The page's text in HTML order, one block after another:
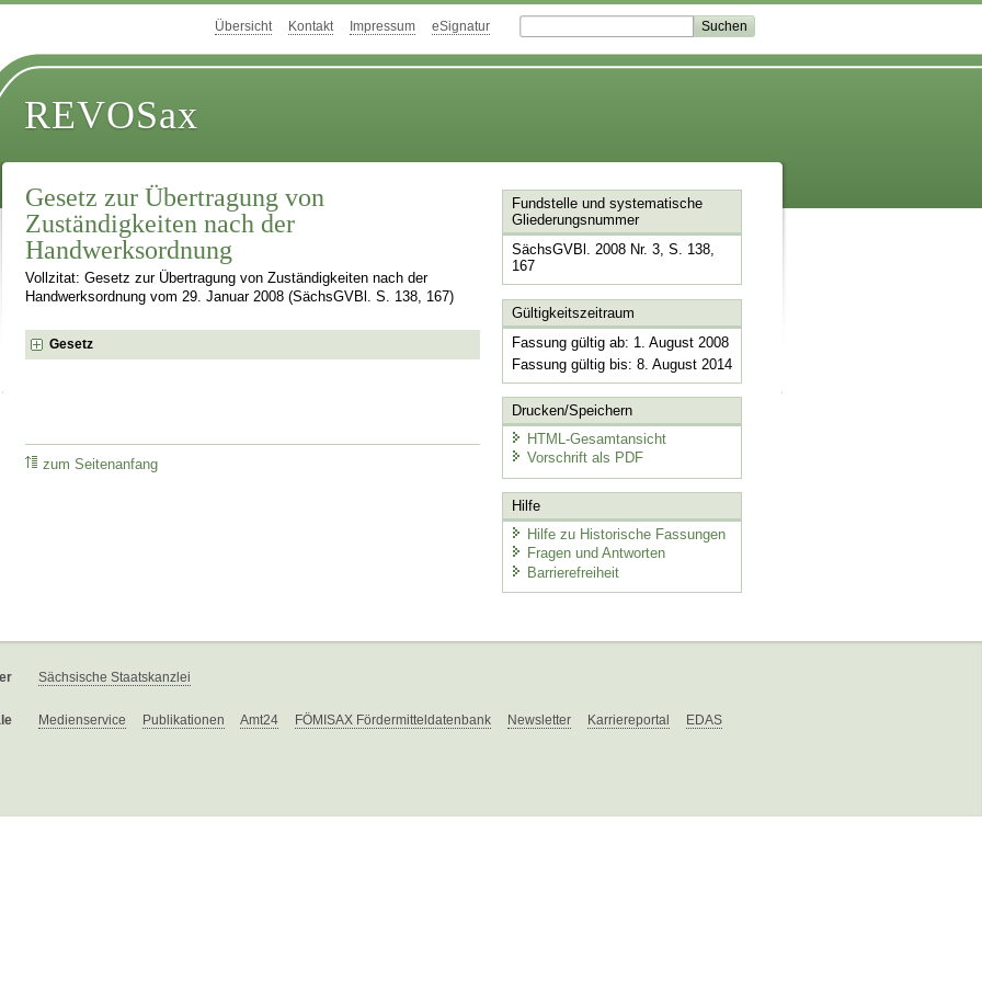
Übersicht Kontakt Impressum eSignatur
REVOSax
Gesetz zur Übertragung von
Zuständigkeiten nach der
Handwerksordnung
Vollzitat: Gesetz zur Übertragung von Zuständigkeiten nach der
Handwerksordnung vom 29. Januar 2008 (SächsGVBl. S. 138, 167)
Gesetz
zum Seitenanfang
Fundstelle und systematische
Gliederungsnummer
SächsGVBl. 2008 Nr. 3, S. 138,
167
Gültigkeitszeitraum
Fassung gültig ab: 1. August 2008
Fassung gültig bis: 8. August 2014
Drucken/Speichern
HTML-Gesamtansicht
Vorschrift als PDF
Hilfe
Hilfe zu Historische Fassungen
Fragen und Antworten
Barrierefreiheit
Sächsische Staatskanzlei
Medienservice Publikationen Amt24 FÖMISAX Fördermitteldatenbank Newsletter Karriereportal EDAS